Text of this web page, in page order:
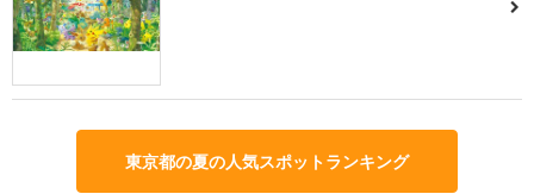
東京都の夏の人気スポットランキング